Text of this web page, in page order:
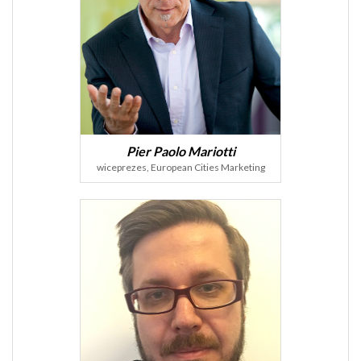
Pier Paolo Mariotti
wiceprezes, European Cities Marketing